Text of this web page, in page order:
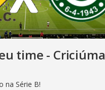
time -
na Série B!